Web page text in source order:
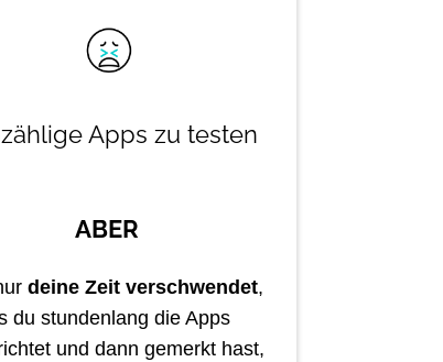
Apps zu testen
ABER
deine Zeit verschwendet,
du stundenlang die Apps
und dann gemerkt hast,